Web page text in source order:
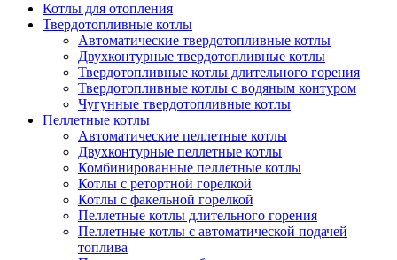
Котлы для отопления
Твердотопливные котлы
Автоматические твердотопливные котлы
Двухконтурные твердотопливные котлы
Твердотопливные котлы длительного горения
Твердотопливные котлы с водяным контуром
Чугунные твердотопливные котлы
Пеллетные котлы
Автоматические пеллетные котлы
Двухконтурные пеллетные котлы
Комбинированные пеллетные котлы
Котлы с ретортной горелкой
Котлы с факельной горелкой
Пеллетные котлы длительного горения
Пеллетные котлы с автоматической подачей
топлива